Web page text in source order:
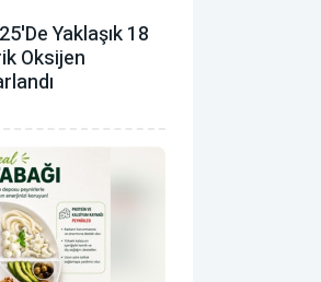
Yaklaşık 18
Oksijen